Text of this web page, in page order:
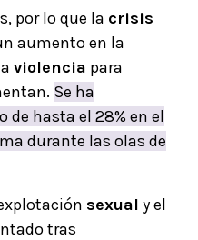
por lo que la crisis
aumento en la
violencia para
Se ha
hasta el 28% en el
durante las olas de
sexual y el
tras